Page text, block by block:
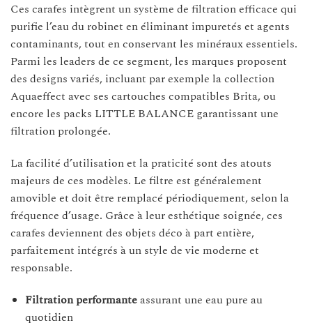
Ces carafes intègrent un système de filtration efficace qui
purifie l’eau du robinet en éliminant impuretés et agents
contaminants, tout en conservant les minéraux essentiels.
Parmi les leaders de ce segment, les marques proposent
des designs variés, incluant par exemple la collection
Aquaeffect avec ses cartouches compatibles Brita, ou
encore les packs LITTLE BALANCE garantissant une
filtration prolongée.
La facilité d’utilisation et la praticité sont des atouts
majeurs de ces modèles. Le filtre est généralement
amovible et doit être remplacé périodiquement, selon la
fréquence d’usage. Grâce à leur esthétique soignée, ces
carafes deviennent des objets déco à part entière,
parfaitement intégrés à un style de vie moderne et
responsable.
Filtration performanteassurant une eau pure au
quotidien